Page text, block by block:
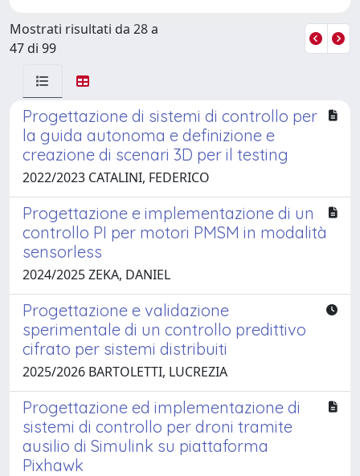
Mostrati risultati da 28 a
47 di 99
Progettazione di sistemi di controllo per
la guida autonoma e definizione e
creazione di scenari 3D per il testing
2022/2023 CATALINI, FEDERICO
Progettazione e implementazione di un
controllo PI per motori PMSM in modalità
sensorless
2024/2025 ZEKA, DANIEL
Progettazione e validazione
sperimentale di un controllo predittivo
cifrato per sistemi distribuiti
2025/2026 BARTOLETTI, LUCREZIA
Progettazione ed implementazione di
sistemi di controllo per droni tramite
ausilio di Simulink su piattaforma
Pixhawk